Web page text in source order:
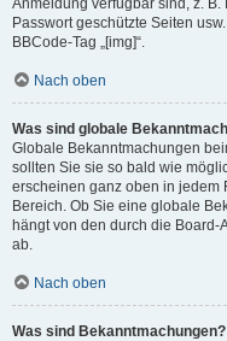
Anmeldung verfügbar sind, z.
Passwort geschützte Seiten
BBCode-Tag „[img]“.
Nach oben
Was sind globale
Globale Bekanntmachungen
sollten Sie sie so bald wie
erscheinen ganz oben in jedem
Bereich. Ob Sie eine globale
hängt von den durch die
ab.
Nach oben
Was sind Bekanntmachungen?